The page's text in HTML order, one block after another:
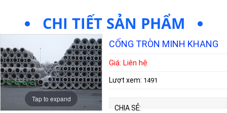
CHI TIẾT SẢN PHẨM
Tap to expand
CỐNG TRÒN MINH KHANG
Giá: Liên hệ
Lượt xem: 1491
CHIA SẺ: